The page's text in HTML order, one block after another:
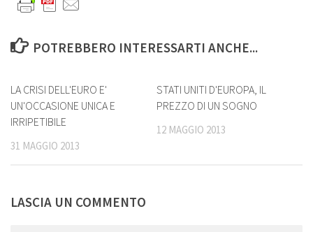
POTREBBERO INTERESSARTI ANCHE...
LA CRISI DELL'EURO E'
UN'OCCASIONE UNICA E
IRRIPETIBILE
31 MAGGIO 2013
STATI UNITI D'EUROPA, IL
PREZZO DI UN SOGNO
12 MAGGIO 2013
LASCIA UN COMMENTO